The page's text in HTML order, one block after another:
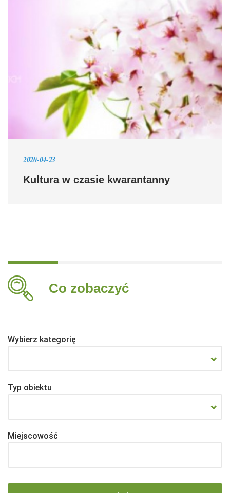
2020-04-23
Kultura w czasie kwarantanny
Co zobaczyć
Wybierz kategorię
Typ obiektu
Miejscowość